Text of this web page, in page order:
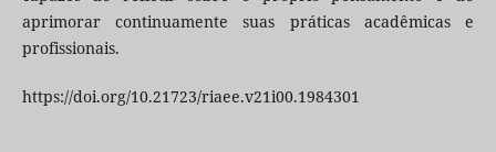
aprimorar continuamente suas práticas acadêmicas e
profissionais.
https://doi.org/10.21723/riaee.v21i00.1984301